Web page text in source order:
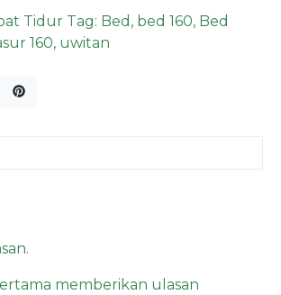
Tidur Tag: Bed , bed 160, Bed
160, uwitan
memberikan ulasan